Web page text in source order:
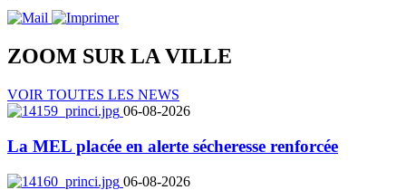
ZOOM SUR LAVILLE
VOIR TOUTES LES NEWS
06-08-2026
La MEL placée en alerte sécheresse renforcée
06-08-2026